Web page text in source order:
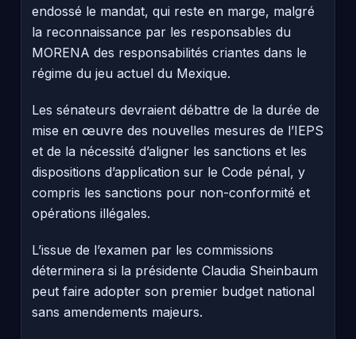
endossé le mandat, qui reste en marge, malgré
la reconnaissance par les responsables du
MORENA des responsabilités criantes dans le
régime du jeu actuel du Mexique.
Les sénateurs devraient débattre de la durée de
mise en œuvre des nouvelles mesures de l’IEPS
et de la nécessité d’aligner les sanctions et les
dispositions d’application sur le Code pénal, y
compris les sanctions pour non-conformité et
opérations illégales.
L’issue de l’examen par les commissions
déterminera si la présidente Claudia Sheinbaum
peut faire adopter son premier budget national
sans amendements majeurs.